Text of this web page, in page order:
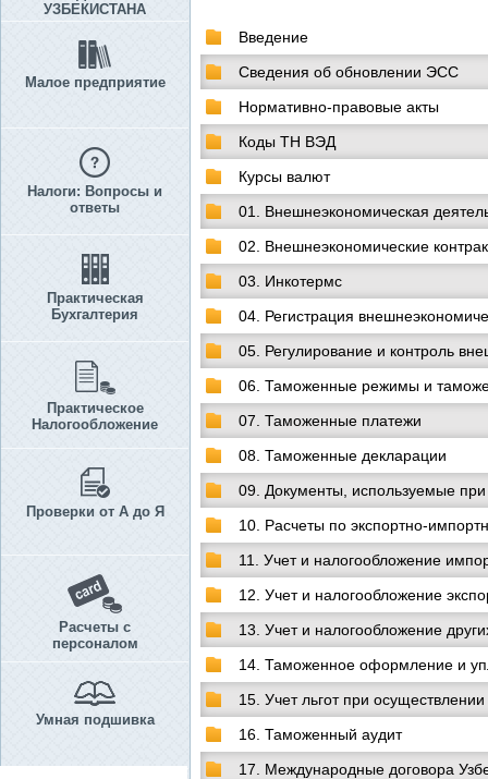
УЗБЕКИСТАНА
Малое предприятие
Налоги: Вопросы и
ответы
Практическая
Бухгалтерия
Практическое
Налогообложение
Проверки от А до Я
Расчеты с
персоналом
Умная подшивка
Введение
Сведения об обновлении ЭСС
Нормативно-правовые акты
Коды ТН ВЭД
Курсы валют
01. Внешнеэкономическая
02. Внешнеэкономические
03. Инкотермс
04. Регистрация
05. Регулирование и контроль
06. Таможенные режимы и
07. Таможенные платежи
08. Таможенные декларации
09. Документы, используемые
10. Расчеты по экспортно-
11. Учет и налогообложение
12. Учет и налогообложение
13. Учет и налогообложение
14. Таможенное оформление и
15. Учет льгот при
16. Таможенный аудит
17. Международные договора